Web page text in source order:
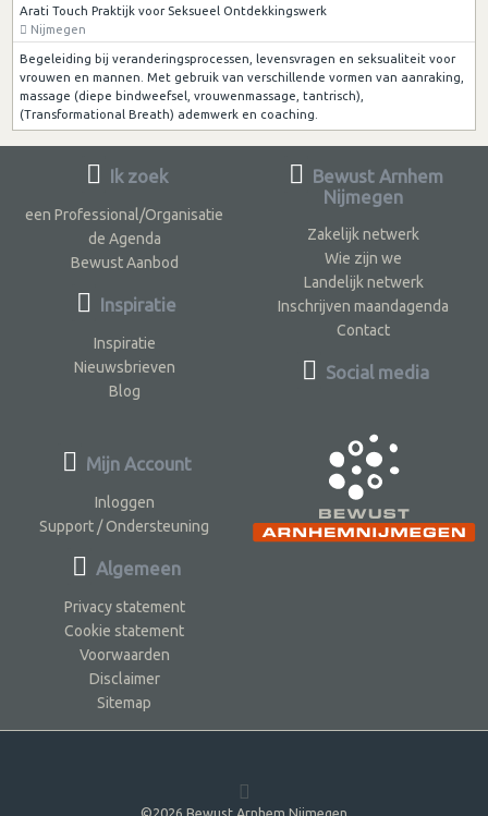
Arati Touch Praktijk voor Seksueel Ontdekkingswerk
Nijmegen
Begeleiding bij veranderingsprocessen, levensvragen en seksualiteit voor
vrouwen en mannen. Met gebruik van verschillende vormen van aanraking,
massage (diepe bindweefsel, vrouwenmassage, tantrisch),
(Transformational Breath) ademwerk en coaching.
Ik zoek
een Professional/Organisatie
de Agenda
Bewust Aanbod
Inspiratie
Inspiratie
Nieuwsbrieven
Blog
Bewust Arnhem
Nijmegen
Zakelijk netwerk
Wie zijn we
Landelijk netwerk
Inschrijven maandagenda
Contact
Social media
Mijn Account
Inloggen
Support / Ondersteuning
Algemeen
Privacy statement
Cookie statement
Voorwaarden
Disclaimer
Sitemap
©2026 Bewust Arnhem Nijmegen